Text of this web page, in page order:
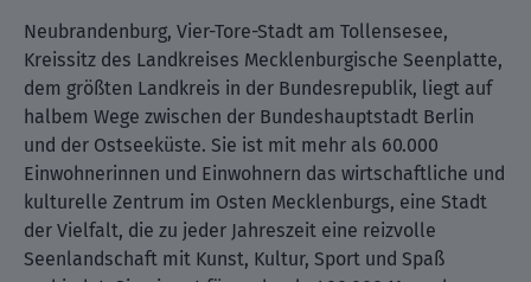
Neubrandenburg, Vier-Tore-Stadt am Tollensesee,
Kreissitz des Landkreises Mecklenburgische Seenplatte,
dem größten Landkreis in der Bundesrepublik, liegt auf
halbem Wege zwischen der Bundeshauptstadt Berlin
und der Ostseeküste. Sie ist mit mehr als 60.000
Einwohnerinnen und Einwohnern das wirtschaftliche und
kulturelle Zentrum im Osten Mecklenburgs, eine Stadt
der Vielfalt, die zu jeder Jahreszeit eine reizvolle
Seenlandschaft mit Kunst, Kultur, Sport und Spaß